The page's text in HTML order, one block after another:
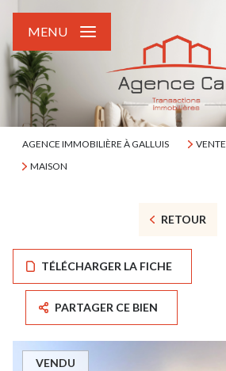
MENU
AGENCE IMMOBILIÈRE À GALLUIS VENTE
MAISON
RETOUR
TÉLÉCHARGER LA FICHE
PARTAGER CE BIEN
VENDU